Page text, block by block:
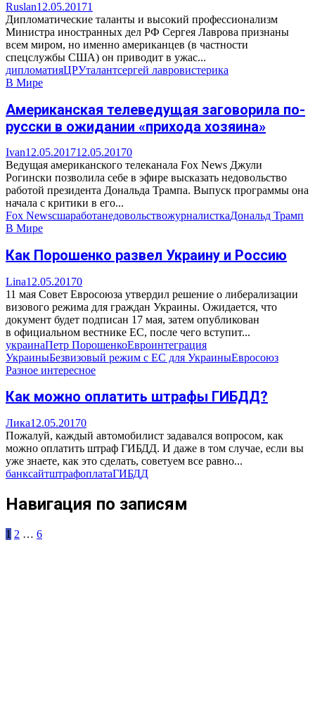
Ruslan12.05.20171
Дипломатические таланты и высокий профессионализм
Министра иностранных дел РФ Сергея Лаврова признаны
всем миром, но именно американцев (в частности
спецслужбы США) он приводит в ужас...
дипломатияЦРУталантсергей лавровистерика
В Мире
Американская телеведущая заговорила по-
русски в ожидании «прихода хозяина»
Ivan12.05.201712.05.20170
Ведущая американского телеканала Fox News Джули
Рогински позволила себе в эфире высказать недовольство
работой президента Дональда Трампа. Выпуск программы она
начала с критики в его...
Fox NewsсшаработанедовольствожурналисткаДональд Трамп
В Мире
Как Порошенко развел Украину и Россию
Lina12.05.20170
11 мая Совет Евросоюза утвердил решение о либерализации
визового режима для граждан Украины. Ожидается, что
документ будет подписан 17 мая, затем опубликован
в официальном вестнике ЕС, после чего вступит...
украинаПетр ПорошенкоЕвроинтеграция
УкраиныБезвизовый режим с ЕС для УкраиныЕвросоюз
Разное интересное
Как можно оплатить штрафы ГИБДД?
Лика12.05.20170
Пожалуй, каждый автомобилист задавался вопросом, как
можно оплатить штраф ГИБДД. И даже в том случае, если вы
уже знаете, как это сделать, советуем все равно...
банксайтштрафоплатаГИБДД
Навигация по записям
1 2 … 6